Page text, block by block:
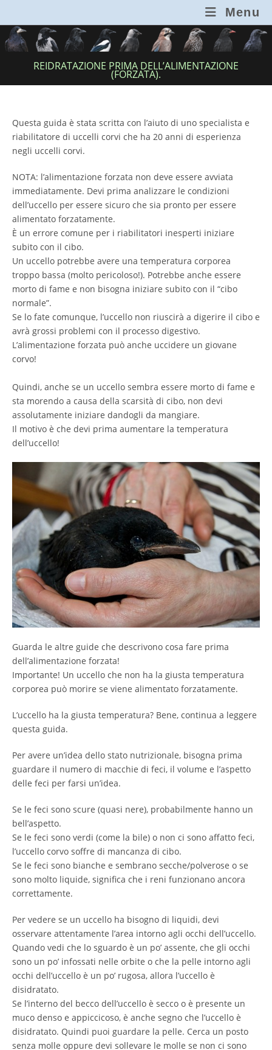
contenuto
Menu
REIDRATAZIONE PRIMA DELL’ALIMENTAZIONE
(FORZATA).
Questa guida è stata scritta con l’aiuto di uno specialista e
riabilitatore di uccelli corvi che ha 20 anni di esperienza
negli uccelli corvi.
NOTA: l’alimentazione forzata non deve essere avviata
immediatamente. Devi prima analizzare le condizioni
dell’uccello per essere sicuro che sia pronto per essere
alimentato forzatamente.
È un errore comune per i riabilitatori inesperti iniziare
subito con il cibo.
Un uccello potrebbe avere una temperatura corporea
troppo bassa (molto pericoloso!). Potrebbe anche essere
morto di fame e non bisogna iniziare subito con il “cibo
normale”.
Se lo fate comunque, l’uccello non riuscirà a digerire il cibo e
avrà grossi problemi con il processo digestivo.
L’alimentazione forzata può anche uccidere un giovane
corvo!
Quindi, anche se un uccello sembra essere morto di fame e
sta morendo a causa della scarsità di cibo, non devi
assolutamente iniziare dandogli da mangiare.
Il motivo è che devi prima aumentare la temperatura
dell’uccello!
Guarda le altre guide che descrivono cosa fare prima
dell’alimentazione forzata!
Importante! Un uccello che non ha la giusta temperatura
corporea può morire se viene alimentato forzatamente.
L’uccello ha la giusta temperatura? Bene, continua a leggere
questa guida.
Per avere un’idea dello stato nutrizionale, bisogna prima
guardare il numero di macchie di feci, il volume e l’aspetto
delle feci per farsi un’idea.
Se le feci sono scure (quasi nere), probabilmente hanno un
bell’aspetto.
Se le feci sono verdi (come la bile) o non ci sono affatto feci,
l’uccello corvo soffre di mancanza di cibo.
Se le feci sono bianche e sembrano secche/polverose o se
sono molto liquide, significa che i reni funzionano ancora
correttamente.
Per vedere se un uccello ha bisogno di liquidi, devi
osservare attentamente l’area intorno agli occhi dell’uccello.
Quando vedi che lo sguardo è un po’ assente, che gli occhi
sono un po’ infossati nelle orbite o che la pelle intorno agli
occhi dell’uccello è un po’ rugosa, allora l’uccello è
disidratato.
Se l’interno del becco dell’uccello è secco o è presente un
muco denso e appiccicoso, è anche segno che l’uccello è
disidratato. Quindi puoi guardare la pelle. Cerca un posto
senza molle oppure devi sollevare le molle se non ci sono